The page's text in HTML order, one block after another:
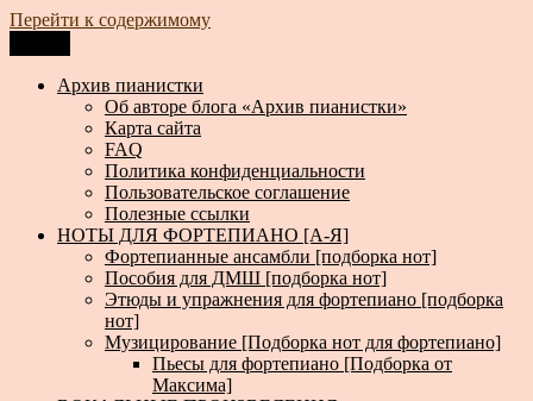
Перейти к содержимому
Архив пианистки
Всё для пианистов: ноты, книги, музыка, статьи…
Архив пианистки
Об авторе блога «Архив пианистки»
Карта сайта
FAQ
Политика конфиденциальности
Пользовательское соглашение
Полезные ссылки
НОТЫ ДЛЯ ФОРТЕПИАНО [А-Я]
Фортепианные ансамбли [подборка нот]
Пособия для ДМШ [подборка нот]
Этюды и упражнения для фортепиано [подборка
нот]
Музицирование [Подборка нот для фортепиано]
Пьесы для фортепиано [Подборка от
Максима]